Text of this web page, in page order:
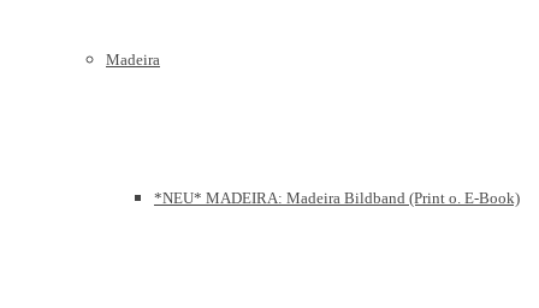
Madeira
*NEU* MADEIRA: Madeira Bildband (Print o. E-Book)